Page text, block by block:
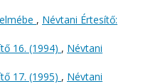
, Névtani Értesítő:
16. (1994) , Névtani
17. (1995) , Névtani